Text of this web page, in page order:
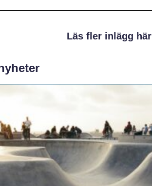
Läs fler inlägg här